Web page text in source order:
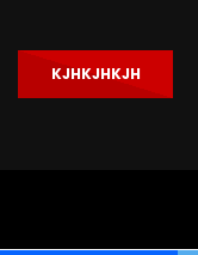
KJHKJHKJH